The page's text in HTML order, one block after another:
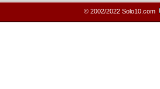
© 2002/2022 Solo10.com